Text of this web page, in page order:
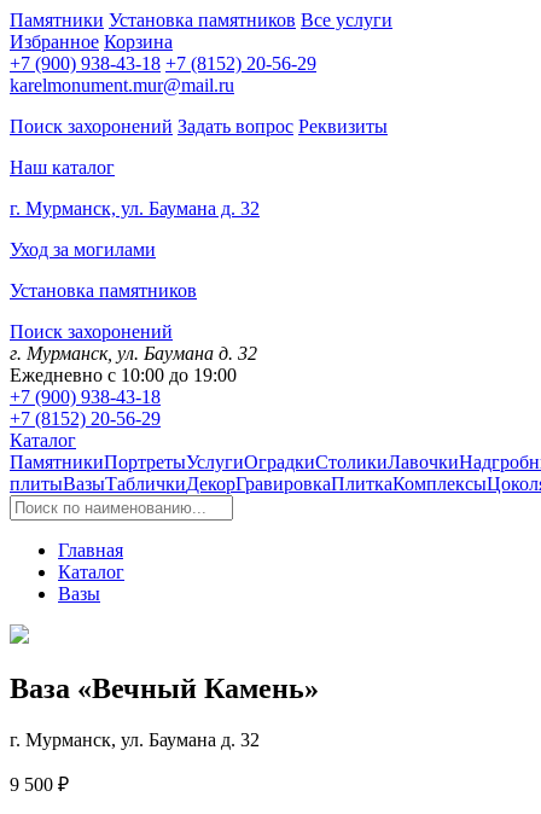
Памятники Установка памятников Все услуги
Избранное Корзина
+7 (900) 938-43-18 +7 (8152) 20-56-29
karelmonument.mur@mail.ru
Поиск захоронений Задать вопрос Реквизиты
Наш каталог
г. Мурманск, ул. Баумана д. 32
Уход за могилами
Установка памятников
Поиск захоронений
г. Мурманск, ул. Баумана д. 32
Ежедневно с 10:00 до 19:00
+7 (900) 938-43-18
+7 (8152) 20-56-29
Каталог
ПамятникиПортретыУслугиОградкиСтоликиЛавочки
плитыВазыТабличкиДекорГравировкаПлиткаКомплексы
Главная
Каталог
Вазы
Ваза «Вечный Камень»
г. Мурманск, ул. Баумана д. 32
9 500 ₽